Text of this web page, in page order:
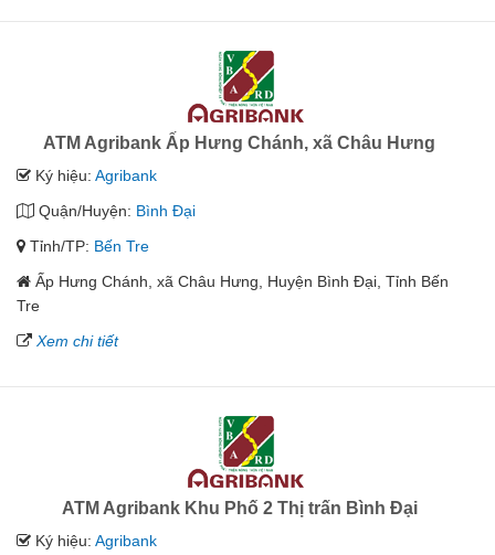
ATM Agribank Ấp Hưng Chánh, xã Châu Hưng
Ký hiệu: Agribank
Quận/Huyện: Bình Đại
Tỉnh/TP: Bến Tre
Ấp Hưng Chánh, xã Châu Hưng, Huyện Bình Đại, Tỉnh Bến
Tre
Xem chi tiết
ATM Agribank Khu Phố 2 Thị trấn Bình Đại
Ký hiệu: Agribank